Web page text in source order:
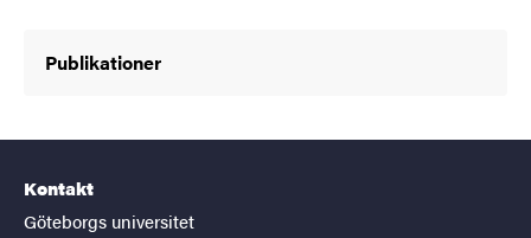
Publikationer
Kontakt
Göteborgs universitet